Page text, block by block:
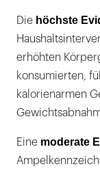
Die höchste
erhöhten
konsumierten,
kalorienarmen
Eine moderate